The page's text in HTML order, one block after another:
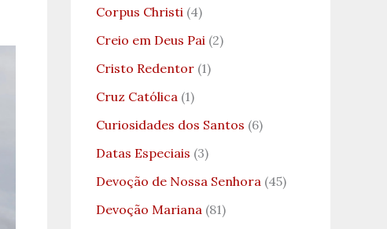
Corpus Christi (4)
Creio em Deus Pai (2)
Cristo Redentor (1)
Cruz Católica (1)
Curiosidades dos Santos (6)
Datas Especiais (3)
Devoção de Nossa Senhora (45)
Devoção Mariana (81)